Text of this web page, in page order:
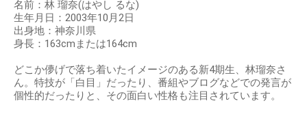
名前：林 瑠奈(はやし るな)
生年月日：2003年10月2日
出身地：神奈川県
身長：163cmまたは164cm
どこか儚げで落ち着いたイメージのある新4期生、林瑠奈さ
ん。特技が「白目」だったり、番組やブログなどでの発言が
個性的だったりと、その面白い性格も注目されています。